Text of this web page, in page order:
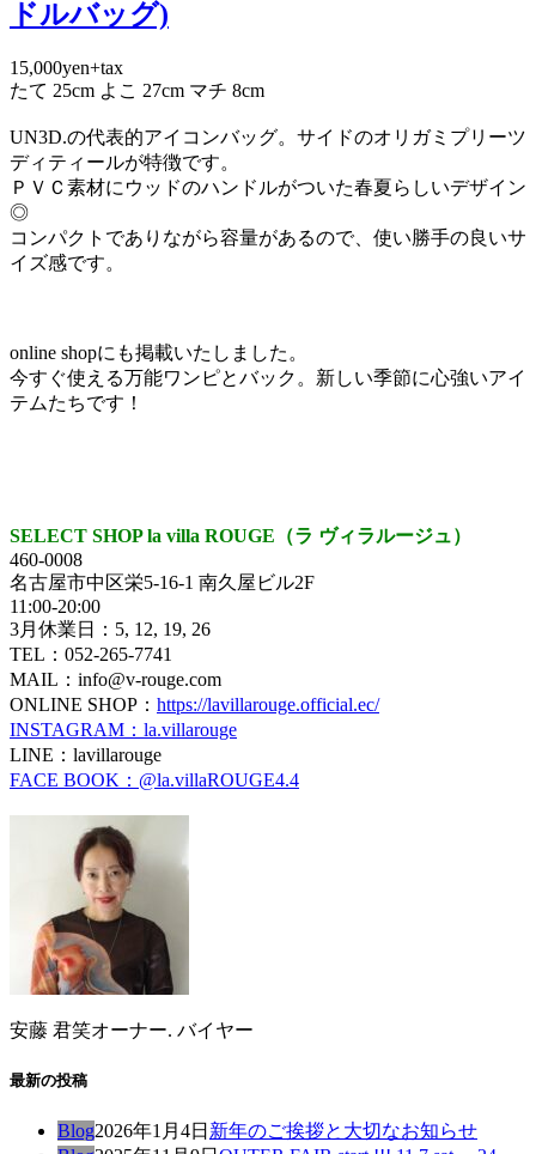
ドルバッグ)
15,000yen+tax
たて 25cm よこ 27cm マチ 8cm
UN3D.の代表的アイコンバッグ。サイドのオリガミプリーツ
ディティールが特徴です。
ＰＶＣ素材にウッドのハンドルがついた春夏らしいデザイン
◎
コンパクトでありながら容量があるので、使い勝手の良いサ
イズ感です。
online shopにも掲載いたしました。
今すぐ使える万能ワンピとバック。新しい季節に心強いアイ
テムたちです！
SELECT SHOP la villa ROUGE（ラ ヴィラルージュ）
460-0008
名古屋市中区栄5-16-1 南久屋ビル2F
11:00-20:00
3月休業日：5, 12, 19, 26
TEL：052-265-7741
MAIL：info@v-rouge.com
ONLINE SHOP： https://lavillarouge.official.ec/
INSTAGRAM：la.villarouge
LINE：lavillarouge
FACE BOOK：@la.villaROUGE4.4
安藤 君笑オーナー. バイヤー
最新の投稿
Blog2026年1月4日 新年のご挨拶と大切なお知らせ